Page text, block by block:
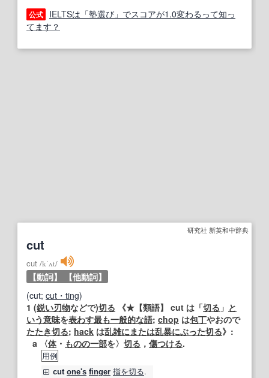
公式
IELTSは「塾選び」でスコアが1.0変わるって知っ
てます？
研究社 新英和中辞典
cut
cut /kˈʌt/
【動詞】
【他動詞】
(cut; cut・ting)
1 (鋭い刃物などで)切る 《★ 【類語】 cut は「切る 」 と
いう意味を表わす最も一般的な語; chop は包丁やおので
たたき切る; hack は乱雑にまたは乱暴にぶった切る》:
a 〈体・ ものの一部を〉 切る ， 傷つける.
用例
cut one's finger 指を切る.